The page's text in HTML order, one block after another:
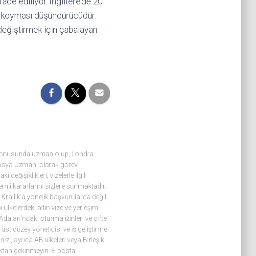
düşündürücüdür.
için çabalayan
uzman olup, Londra
Uzmanı olarak görev
değişiklikleri, vizelerle ilgili
kararlarını sizlere sunmaktadır.
yönelik başvurularda değil,
altın vize ve yerleşim
oturma izinleri ve çifte
düzey yöneticisi ve iş geliştirme
ayrıca AB ülkeleri veya Birleşik
çekinmeyin. E-posta: